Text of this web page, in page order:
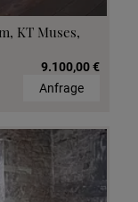
KT Muses,
9.100,00 €
Anfrage